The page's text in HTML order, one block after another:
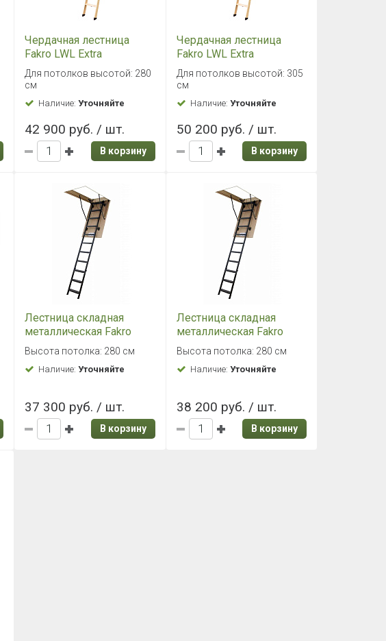
Чердачная лестница
Fakro LWL Extra
70х120/280
Для потолков высотой: 280
см
Наличие:Уточняйте
42 900 руб. / шт.
В корзину
Чердачная лестница
Fakro LWL Extra
60х130/305
Для потолков высотой: 305
см
Наличие: Уточняйте
50 200 руб. / шт.
В корзину
Лестница складная
металлическая Fakro
LMS 60х120/280
Высота потолка: 280 см
Наличие:Уточняйте
37 300 руб. / шт.
В корзину
Лестница складная
металлическая Fakro
LMS 70х120/280
Высота потолка: 280 см
Наличие: Уточняйте
38 200 руб. / шт.
В корзину